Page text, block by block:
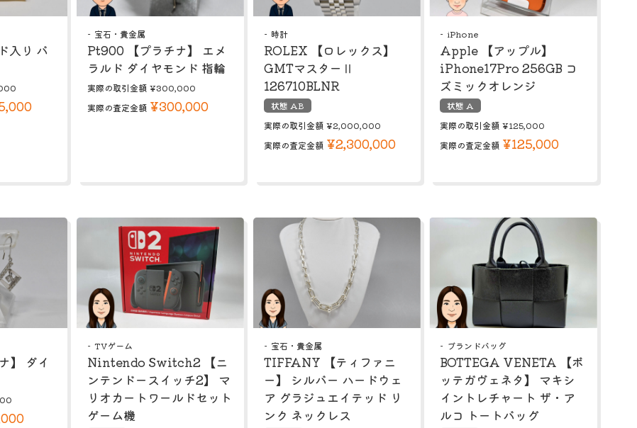
入り バ
宝石・貴金属
Pt900 【プラチナ】 エメ
ラルド ダイヤモンド 指輪
実際の取引金額 ¥300,000
実際の査定金額 ¥300,000
時計
ROLEX 【ロレックス】
GMTマスターⅡ
126710BLNR
状態 AB
実際の取引金額 ¥2,000,000
実際の査定金額 ¥2,300,000
iPhone
Apple 【アップル】
iPhone17Pro 256GB コ
ズミックオレンジ
状態 A
実際の取引金額 ¥125,000
実際の査定金額 ¥125,000
】 ダイ
TVゲーム
Nintendo Switch2 【ニ
ンテンドースイッチ2】 マ
リオカートワールドセット
ゲーム機
宝石・貴金属
TIFFANY 【ティファニ
ー】 シルバー ハードウェ
ア グラジュエイテッド リ
ンク ネックレス
ブランドバッグ
BOTTEGA VENETA 【ボ
ッテガヴェネタ】 マキシ
イントレチャート ザ・ア
ルコ トートバッグ